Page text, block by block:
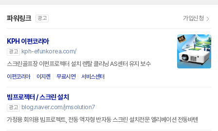
파워링크 광고 가입신청
KPH 이펀코리아
광고
kph-efunkorea.com/
스크린골프장 이펀프로젝터 설치 렌탈 클리닝 AS센터 유지 보수
이펀코리아 이지렌 무료시연 서비스센터
빔프로젝터 / 스크린 설치
광고
blog.naver.com/jmsolution7
가정용 회의용 빔프로젝트, 전동 액자형 반자동 스크린 설치전문 엘리베이션 전동바텐